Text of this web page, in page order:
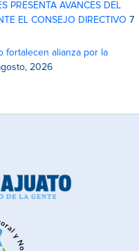
PRESENTA AVANCES DEL
EL CONSEJO DIRECTIVO 7
fortalecen alianza por la
2026